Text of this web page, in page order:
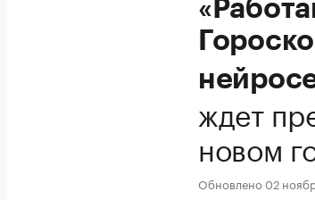
ждет
новом
Обновлено 02